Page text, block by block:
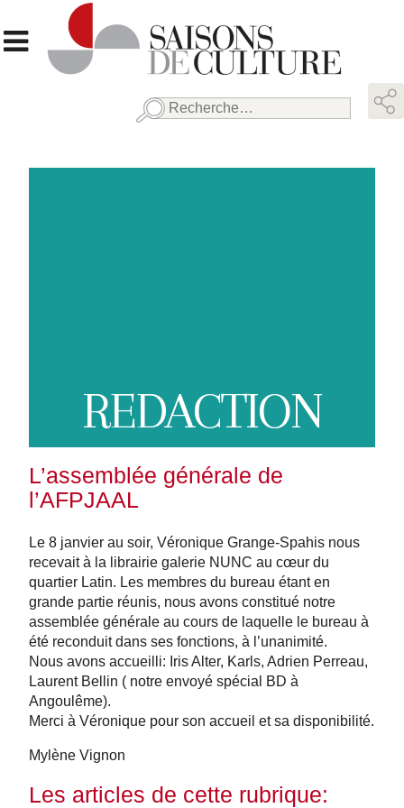
Rechercher :
REDACTION
L’assemblée générale de
l’AFPJAAL
Le 8 janvier au soir, Véronique Grange-Spahis nous
recevait à la librairie galerie NUNC au cœur du
quartier Latin. Les membres du bureau étant en
grande partie réunis, nous avons constitué notre
assemblée générale au cours de laquelle le bureau à
été reconduit dans ses fonctions, à l’unanimité.
Nous avons accueilli: Iris Alter, Karls, Adrien Perreau,
Laurent Bellin ( notre envoyé spécial BD à
Angoulême).
Merci à Véronique pour son accueil et sa disponibilité.
Mylène Vignon
Les articles de cette rubrique: